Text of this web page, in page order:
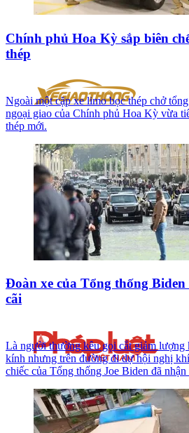
Chính phủ Hoa Kỳ sắp biên
thép
Ngoài một cặp xe limo bọc thép chở
ngoại giao của Chính phủ Hoa Kỳ vừa
thép mới.
Đoàn xe của Tổng thống
cãi
Là người thường kêu gọi cắt giảm lượng
kính nhưng trên đường đi dự hội nghị
chiếc của Tổng thống Joe Biden đã